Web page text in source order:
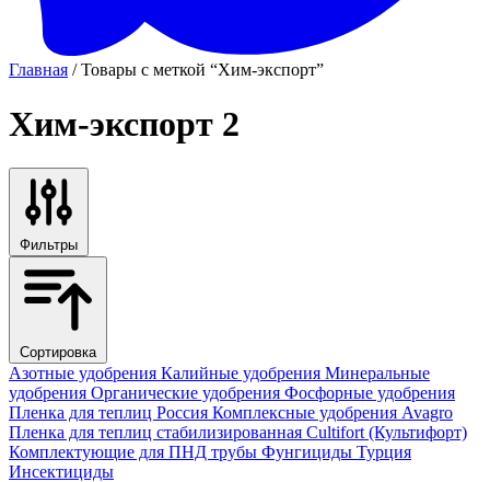
Главная / Товары с меткой “Хим-экспорт”
Хим-экспорт 2
Фильтры
Сортировка
Азотные удобрения Калийные удобрения Минеральные
удобрения Органические удобрения Фосфорные удобрения
Пленка для теплиц Россия Комплексные удобрения Avagro
Пленка для теплиц стабилизированная Cultifort (Культифорт)
Комплектующие для ПНД трубы Фунгициды Турция
Инсектициды